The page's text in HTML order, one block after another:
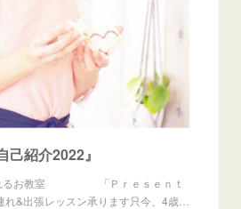
己紹介2022』
れるお教室 「Ｐｒｅｓｅｎｔ
れ&出張レッスン承ります只今、4歳…